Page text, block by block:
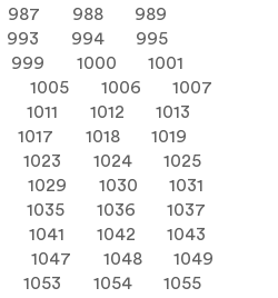
987 988
989
993 994
995
999 1000
1001
1005 1006
1007
1011 1012
1013
1017 1018
1019
1023 1024
1025
1029 1030
1031
1035 1036
1037
1041 1042
1043
1047 1048
1049
1053 1054
1055